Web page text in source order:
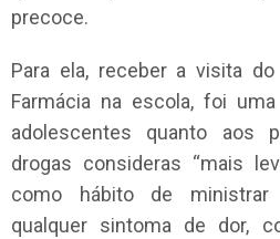
precoce.
Para ela, receber a visita
Farmácia na escola, foi
adolescentes quanto aos
drogas consideras “mais
como hábito de ministrar
qualquer sintoma de dor,